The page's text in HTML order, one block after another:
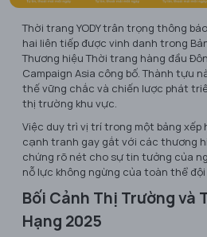
Thời trang YODY trân trọng thông
hai liên tiếp được vinh danh trong
Thương hiệu Thời trang hàng đầu
Campaign Asia công bố. Thành tựu
thế vững chắc và chiến lược phát
thị trường khu vực.
Việc duy trì vị trí trong một bảng xếp
cạnh tranh gay gắt với các thương
chứng rõ nét cho sự tin tưởng của
nỗ lực không ngừng của toàn thể đội
Bối Cảnh Thị Trường và
Hạng 2025